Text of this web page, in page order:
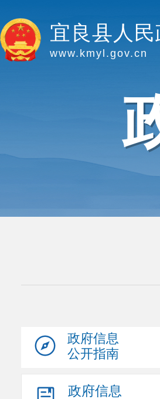
宜良县人民
www.kmyl.gov.cn
政府信息
公开指南
政府信息